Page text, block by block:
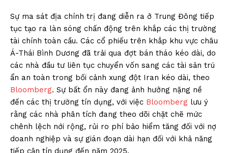
Sự ma sát địa chính trị đang diễn ra ở Trung Đông tiếp
tục tạo ra làn sóng chấn động trên khắp các thị trường
tài chính toàn cầu. Các cổ phiếu trên khắp khu vực châu
Á-Thái Bình Dương đã trải qua đợt bán tháo kéo dài, do
các nhà đầu tư liên tục chuyển vốn sang các tài sản trú
ẩn an toàn trong bối cảnh xung đột Iran kéo dài, theo
Bloomberg. Sự bất ổn này đang ảnh hưởng nặng nề
đến các thị trường tín dụng, với việc Bloomberg lưu ý
rằng các nhà phân tích đang theo dõi chặt chẽ mức
chênh lệch nới rộng, rủi ro phí bảo hiểm tăng đối với nợ
doanh nghiệp và sự gián đoạn dài hạn đối với khả năng
tiếp cận tín dụng đến năm 2025.